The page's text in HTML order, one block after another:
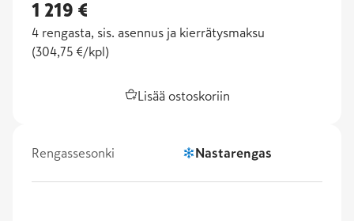
1 219 €
4 rengasta, sis. asennus ja kierrätysmaksu
(304,75 €/kpl )
Lisää ostoskoriin
Rengassesonki Nastarengas